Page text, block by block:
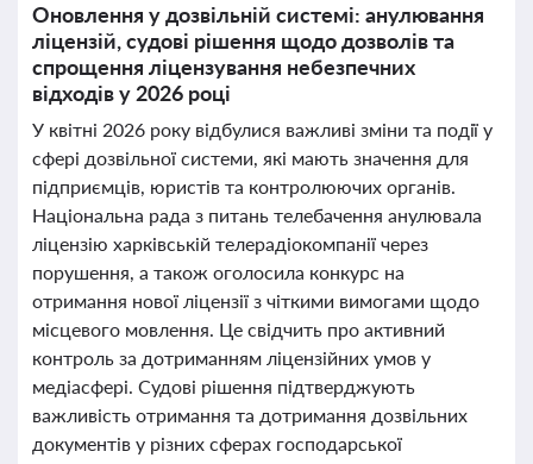
Оновлення у дозвільній системі: анулювання
ліцензій, судові рішення щодо дозволів та
спрощення ліцензування небезпечних
відходів у 2026 році
У квітні 2026 року відбулися важливі зміни та події у
сфері дозвільної системи, які мають значення для
підприємців, юристів та контролюючих органів.
Національна рада з питань телебачення анулювала
ліцензію харківській телерадіокомпанії через
порушення, а також оголосила конкурс на
отримання нової ліцензії з чіткими вимогами щодо
місцевого мовлення. Це свідчить про активний
контроль за дотриманням ліцензійних умов у
медіасфері. Судові рішення підтверджують
важливість отримання та дотримання дозвільних
документів у різних сферах господарської